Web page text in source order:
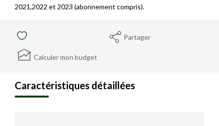
2021,2022 et 2023 (abonnement compris).
Partager
Calculer mon budget
Caractéristiques détaillées